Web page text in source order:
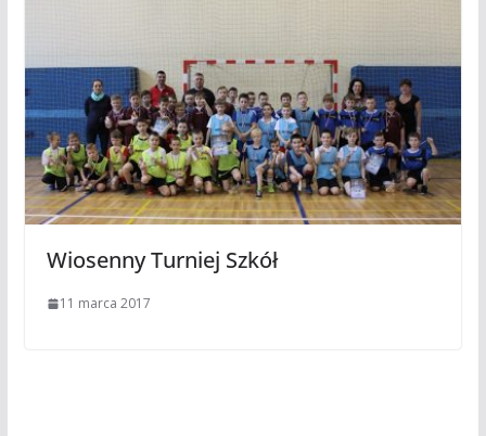
Wiosenny Turniej Szkół
11 marca 2017